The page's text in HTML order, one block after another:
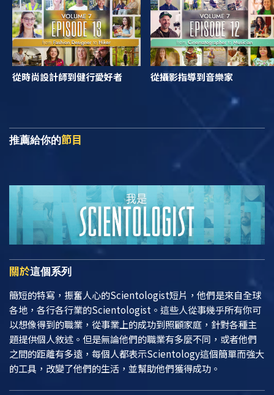
從時尚設計師到健行愛好者 從攝影指導到音樂家
推薦給你的節目
關於這個系列
簡短的特寫，振奮人心的Scientologist短片，他們是來自全球
各地，各行各行業的Scientologist。這些人從事幾乎所有你可
以想像得到的職業，從事業上的成功到照顧家庭，針對各種主
題提供個人敘述。但是無論他們的職業有多麼不同，或者他們
之間的距離有多遠，每個人都表示Scientology這個簡單而強大
的工具，改變了他們的生活，並幫助他們獲得成功。